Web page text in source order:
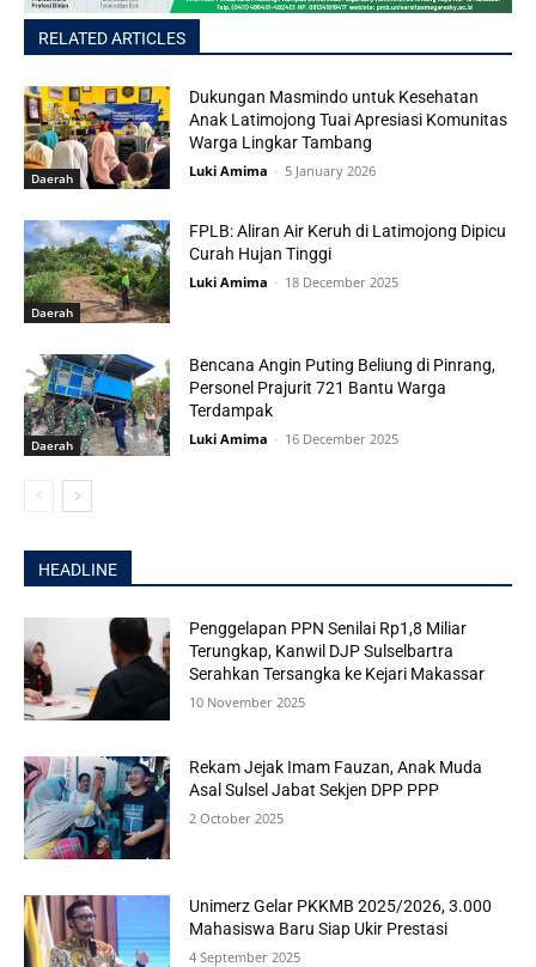
RELATED ARTICLES
Daerah
Dukungan Masmindo untuk Kesehatan
Anak Latimojong Tuai Apresiasi Komunitas
Warga Lingkar Tambang
Luki Amima - 5 January 2026
Daerah
FPLB: Aliran Air Keruh di Latimojong Dipicu
Curah Hujan Tinggi
Luki Amima - 18 December 2025
Daerah
Bencana Angin Puting Beliung di Pinrang,
Personel Prajurit 721 Bantu Warga
Terdampak
Luki Amima - 16 December 2025
HEADLINE
Penggelapan PPN Senilai Rp1,8 Miliar
Terungkap, Kanwil DJP Sulselbartra
Serahkan Tersangka ke Kejari Makassar
10 November 2025
Rekam Jejak Imam Fauzan, Anak Muda
Asal Sulsel Jabat Sekjen DPP PPP
2 October 2025
Unimerz Gelar PKKMB 2025/2026, 3.000
Mahasiswa Baru Siap Ukir Prestasi
4 September 2025